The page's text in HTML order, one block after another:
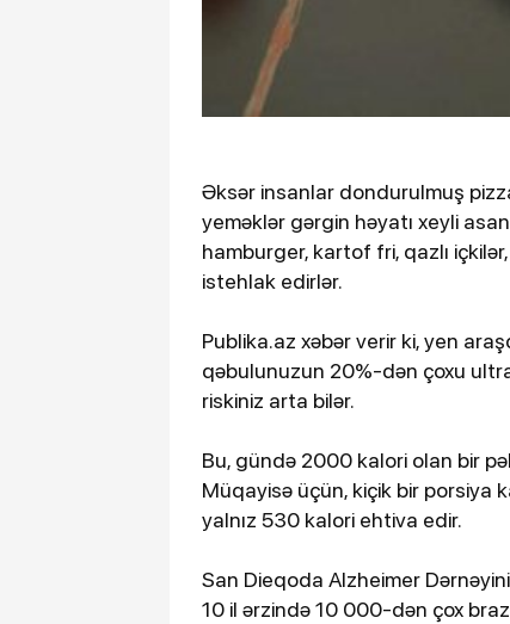
Əksər insanlar dondurulmuş
yeməklər gərgin həyatı xeyli
hamburger, kartof fri, qazlı
istehlak edirlər.
Publika.az xəbər verir ki, yen
qəbulunuzun 20%-dən çoxu
riskiniz arta bilər.
Bu, gündə 2000 kalori olan bir
Müqayisə üçün, kiçik bir porsiya
yalnız 530 kalori ehtiva edir.
San Dieqoda Alzheimer
10 il ərzində 10 000-dən çox